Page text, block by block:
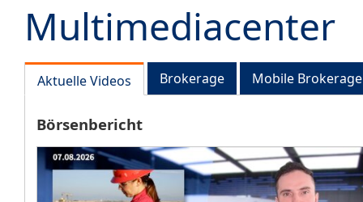
Multimediacenter
Aktuelle Videos Brokerage Mobile Brokerage
Börsenbericht